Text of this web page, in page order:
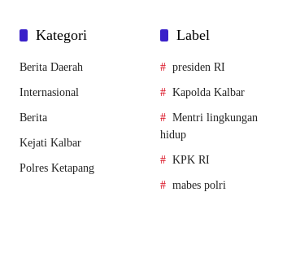
Kategori
Berita Daerah
Internasional
Berita
Kejati Kalbar
Polres Ketapang
Label
presiden RI
Kapolda Kalbar
Mentri lingkungan
hidup
KPK RI
mabes polri